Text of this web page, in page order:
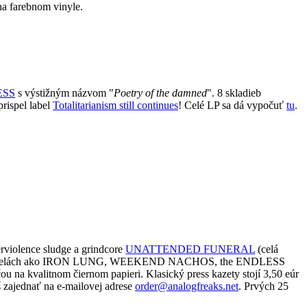
farebnom vinyle.
s výstižným názvom "Poetry of the damned". 8 skladieb
label Totalitarianism still continues! Celé LP sa dá vypočuť tu.
sludge a grindcoreUNATTENDED FUNERAL (celá
ako IRON LUNG, WEEKEND NACHOS, the ENDLESS
na kvalitnom čiernom papieri. Klasický press kazety stojí 3,50 eúr
na e-mailovej adrese order@analogfreaks.net. Prvých 25